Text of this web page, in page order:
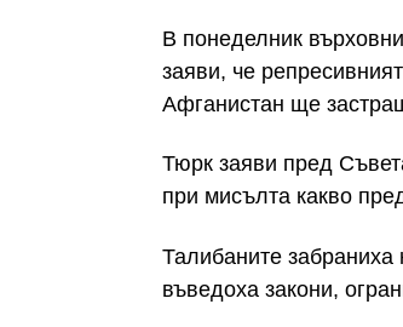
В понеделник
заяви, че
Афганистан ще
Тюрк заяви пред
при мисълта какво
Талибаните
въведоха закони,